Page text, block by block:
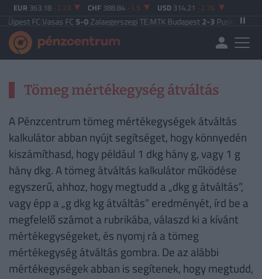
EUR 363.18 -2.23 CHF 388.84 -1.5 USD 314.21 -2.76
Újpest FC|Vasas FC5-0Zalaegerszegi TE|MTK Budapest2-3Puskás
Tömeg mértékegység átváltás
A Pénzcentrum tömeg mértékegységek átváltás
kalkulátor abban nyújt segítséget, hogy könnyedén
kiszámíthasd, hogy például 1 dkg hány g, vagy 1 g
hány dkg. A tömeg átváltás kalkulátor működése
egyszerű, ahhoz, hogy megtudd a „dkg g átváltás”,
vagy épp a „g dkg kg átváltás” eredményét, írd be a
megfelelő számot a rubrikába, válaszd ki a kívánt
mértékegységeket, és nyomj rá a tömeg
mértékegység átváltás gombra. De az alábbi
mértékegységek abban is segítenek, hogy megtudd,